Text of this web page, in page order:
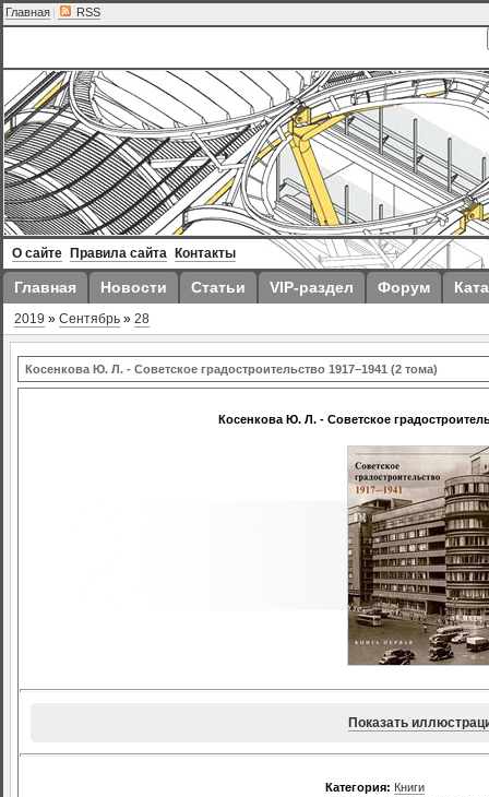
Главная | RSS
О сайте Правила сайта Контакты
Главная Новости Статьи VIP-раздел Форум
2019 » Сентябрь » 28
Косенкова Ю. Л. - Советское градостроительство 1917–1941 (2 тома)
Косенкова Ю. Л. - Советское
Показать
Категория: Книги